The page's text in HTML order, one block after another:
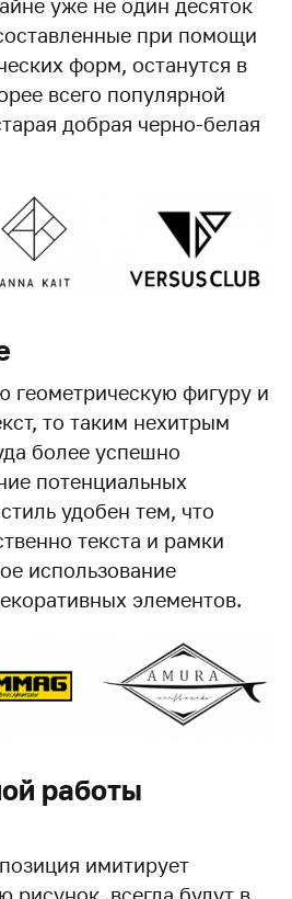
уже не один десяток
при помощи
форм, останутся в
всего популярной
добрая черно-белая
геометрическую фигуру и
то таким нехитрым
более успешно
потенциальных
удобен тем, что
текста и рамки
использование
элементов.
работы
имитирует